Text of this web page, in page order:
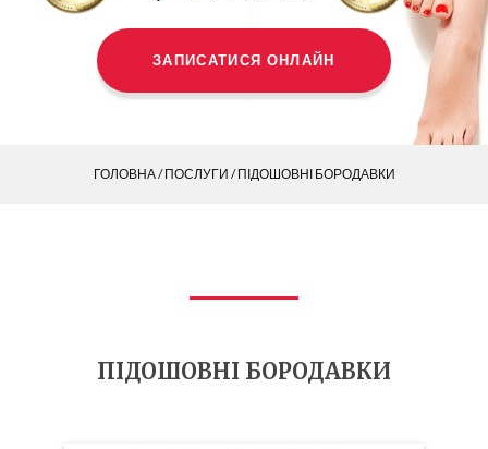
ЗАПИСАТИСЯ ОНЛАЙН
ГОЛОВНА/ПОСЛУГИ / ПІДОШОВНІ БОРОДАВКИ
ПІДОШОВНІ БОРОДАВКИ